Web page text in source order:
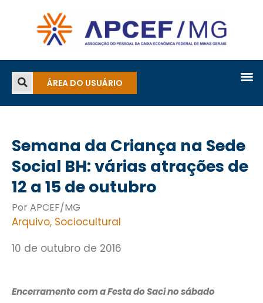
ÁREA DO USUÁRIO
Semana da Criança na Sede
Social BH: várias atrações de
12 a 15 de outubro
Por APCEF/MG
Arquivo, Sociocultural
10 de outubro de 2016
Encerramento com a Festa do Saci no sábado